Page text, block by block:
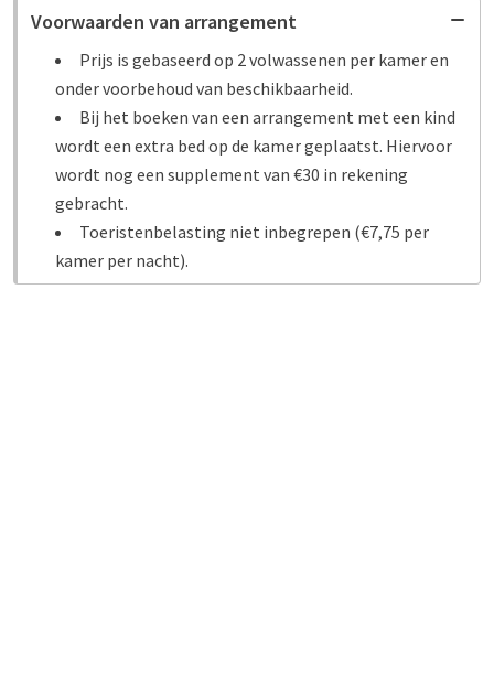
Voorwaarden van arrangement
Prijs is gebaseerd op 2 volwassenen per kamer en
onder voorbehoud van beschikbaarheid.
Bij het boeken van een arrangement met een kind
wordt een extra bed op de kamer geplaatst. Hiervoor
wordt nog een supplement van €30 in rekening
gebracht.
Toeristenbelasting niet inbegrepen (€7,75 per
kamer per nacht).